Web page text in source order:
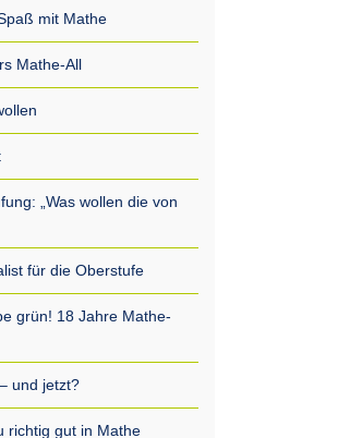
mit Mathe
Mathe-All
„Was wollen die von
für die Oberstufe
grün! 18 Jahre Mathe-
und jetzt?
richtig gut in Mathe